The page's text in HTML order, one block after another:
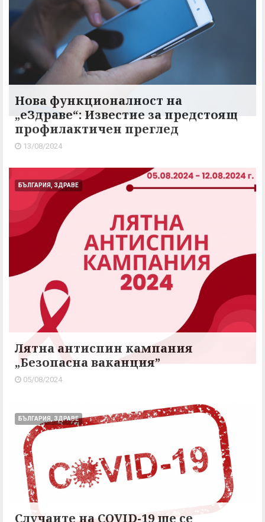
Нова функционалност на
„еЗдраве“: Известие за предстоящ
профилактичен преглед
13/08/2024
БЪЛГАРИЯ, ЗДРАВЕ
Лятна антиспин кампания
„Безопасна ваканция”
05/08/2024
БЪЛГАРИЯ, ЗДРАВЕ
Случаите на COVID-19 ще се